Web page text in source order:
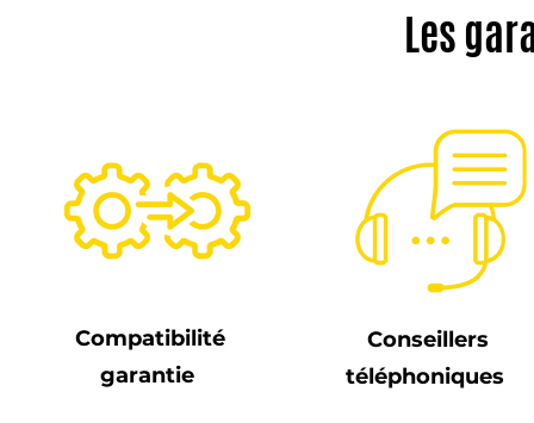
Les
Compatibilité
garantie
Conseillers
téléphoniques